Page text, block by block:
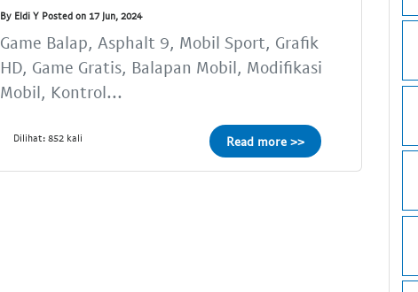
By Eldi Y Posted on 17 Jun, 2024
Game Balap, Asphalt 9, Mobil Sport, Grafik
HD, Game Gratis, Balapan Mobil, Modifikasi
Mobil, Kontrol...
Dilihat: 852 kali Read more >>